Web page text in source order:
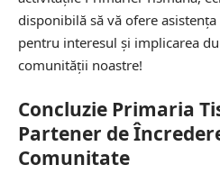
disponibilă să vă ofere
pentru interesul și implicarea
comunității noastre!
Concluzie Primaria
Partener de
Comunitate